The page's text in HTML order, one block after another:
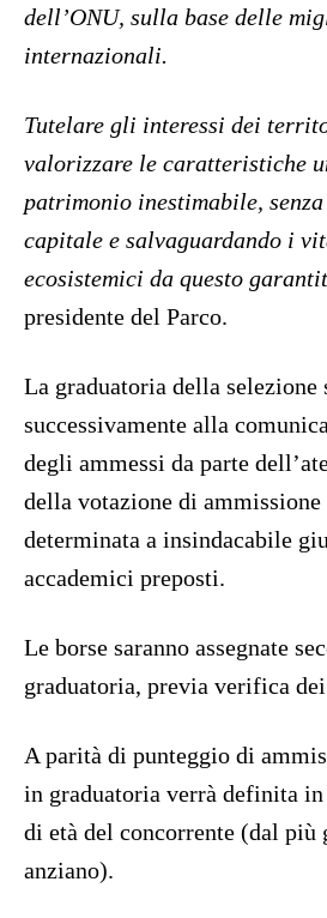
dell’ONU, sulla base delle
internazionali.
Tutelare gli interessi dei
valorizzare le caratteristiche
patrimonio inestimabile,
capitale e salvaguardando i
ecosistemici da questo
presidente del Parco.
La graduatoria della selezione
successivamente alla
degli ammessi da parte
della votazione di ammissione
determinata a insindacabile
accademici preposti.
Le borse saranno assegnate
graduatoria, previa verifica
A parità di punteggio di
in graduatoria verrà definita in
di età del concorrente (dal più
anziano).